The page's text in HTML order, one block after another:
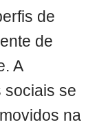
de
de
A
sociais se
na